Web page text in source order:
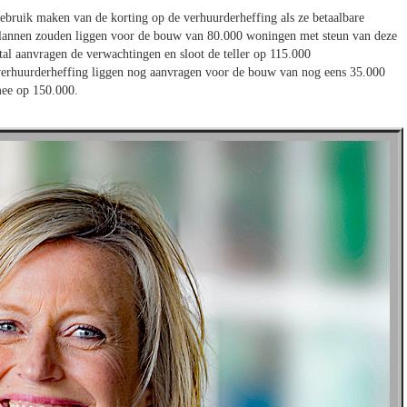
maken van de korting op de verhuurderheffing als ze betaalbare
zouden liggen voor de bouw van 80.000 woningen met steun van deze
de verwachtingen en sloot de teller op 115.000
liggen nog aanvragen voor de bouw van nog eens 35.000
op 150.000.